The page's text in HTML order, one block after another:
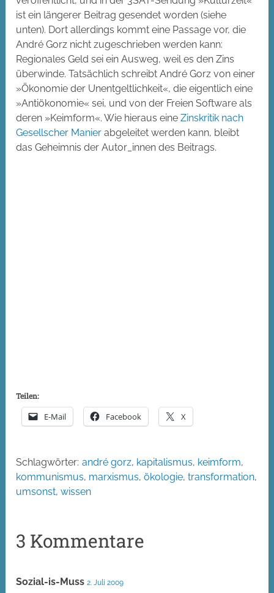
ist ein längerer Beitrag gesendet worden (siehe
unten). Dort allerdings kommt eine Passage vor, die
André Gorz nicht zugeschrieben werden kann:
Regionales Geld sei ein Ausweg, weil es den Zins
überwinde. Tatsächlich schreibt André Gorz von einer
»Ökonomie der Unentgeltlichkeit«, die eigentlich eine
»Antiökonomie« sei, und von der Freien Software als
deren »Keimform«. Wie hieraus eineZinskritik nach
Gesellscher Manier abgeleitet werden kann, bleibt
das Geheimnis der Autor_innen des Beitrags.
Teilen:
E-Mail Facebook X
Schlagwörter: andré gorz, kapitalismus, keimform,
kommunismus, marxismus,ökologie,transformation,
umsonst,wissen
3 Kommentare
Sozial-is-Muss 2. Juli 2009